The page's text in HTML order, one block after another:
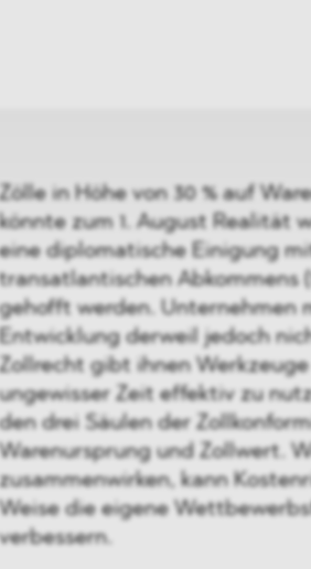
Zölle in Höhe von 30 % auf
könnte zum 1. August Realität
diplomatische Einigung
transatlantischen Abkommens
werden. Unternehmen
Entwicklung derweil jedoch
gibt ihnen
Zeit effektiv zu
drei Säulen der
und Zollwert.
zusammenwirken, kann
die eigene
verbessern.